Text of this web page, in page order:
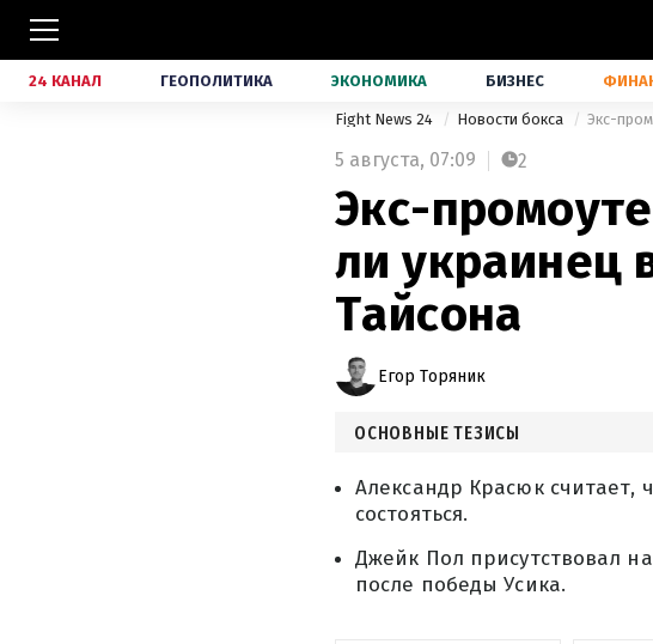
24 КАНАЛ ГЕОПОЛИТИКА ЭКОНОМИКА БИЗНЕС
Fight News 24 Новости бокса Экс-
5 августа, 07:09 2
Экс-
ли украинец
Тайсона
Егор Торяник
ОСНОВНЫЕ ТЕЗИСЫ
Александр Красюк считает,
состояться.
Джейк Пол присутствовал
после победы Усика.